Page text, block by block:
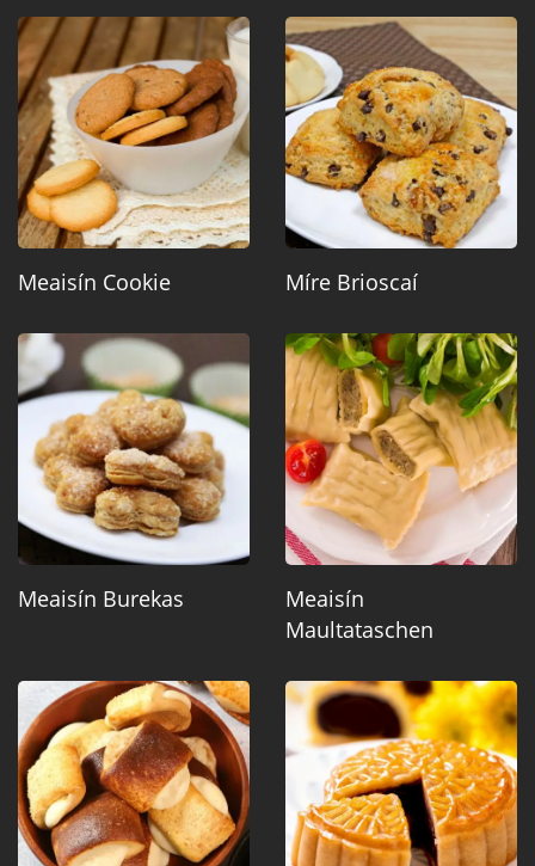
Meaisín Cookie Míre Brioscaí
Meaisín Burekas
Meaisín
Maultataschen